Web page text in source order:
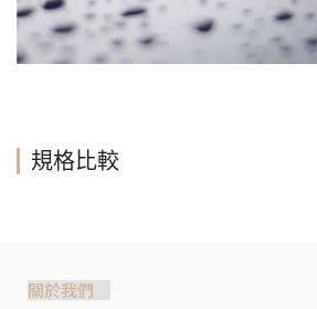
規格比較
關於我們